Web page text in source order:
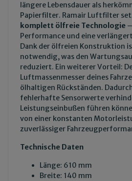
längere Lebensdauer als
Papierfilter. Ramair Luftfilter
komplett ölfreie Technologie
Performance und eine
Dank der ölfreien Konstruktion
notwendig, was den
reduziert. Ein weiterer Vorteil:
Luftmassenmesser deines
ölhaltigen Rückständen.
fehlerhafte Sensorwerte
Leistungseinbußen führen
von einer konstanten
zuverlässiger
Technische Daten
Länge: 610 mm
Breite: 140 mm